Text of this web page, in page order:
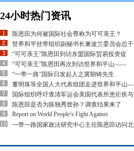
24小时热门资讯
陈恩田为何被国际社会尊称为可可亲王？
世界和平丝带组织副秘书长兼波兰委员会总干
“可可亲王”陈恩田到访东盟国际贸易投资促
“可可亲王”陈恩田再次到访世界和平山——
“一带一路”国际日发起人之冀朝铸先生
董明珠等全国人大代表组团走进世界和平山—
国际组织呼吁查清军运会美国代表所患疟疾与
陈恩田是否为陈独秀曾孙？调查结果来了
Report on World People’s Fight Against
一带一路国家政法研究中心主任陈恩田访问北